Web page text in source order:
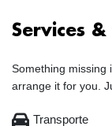
Services
Something missing
arrange it for you.
Transporte